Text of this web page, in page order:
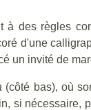
à des règles
d'une
un invité de
(côté bas), où
si nécessaire,